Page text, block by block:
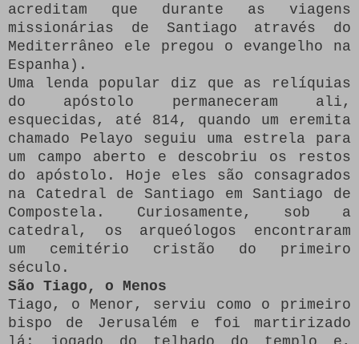
acreditam que durante as viagens
missionárias de Santiago através do
Mediterrâneo ele pregou o evangelho na
Espanha).
Uma lenda popular diz que as relíquias
do apóstolo permaneceram ali,
esquecidas, até 814, quando um eremita
chamado Pelayo seguiu uma estrela para
um campo aberto e descobriu os restos
do apóstolo.
Hoje eles são consagrados
na Catedral de Santiago em Santiago de
Compostela.
Curiosamente, sob a
catedral, os arqueólogos encontraram
um cemitério cristão do primeiro
século.
São Tiago, o Menos
Tiago, o Menor, serviu como o primeiro
bispo de Jerusalém e foi martirizado